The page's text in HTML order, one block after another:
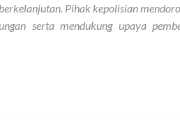
Pihak kepolisian
serta mendukung upaya